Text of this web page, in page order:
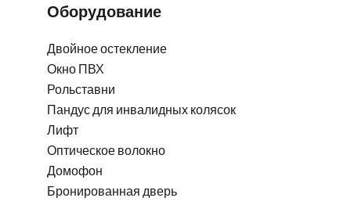
Оборудование
Двойное остекление
Окно ПВХ
Рольставни
Пандус для инвалидных колясок
Лифт
Оптическое волокно
Домофон
Бронированная дверь